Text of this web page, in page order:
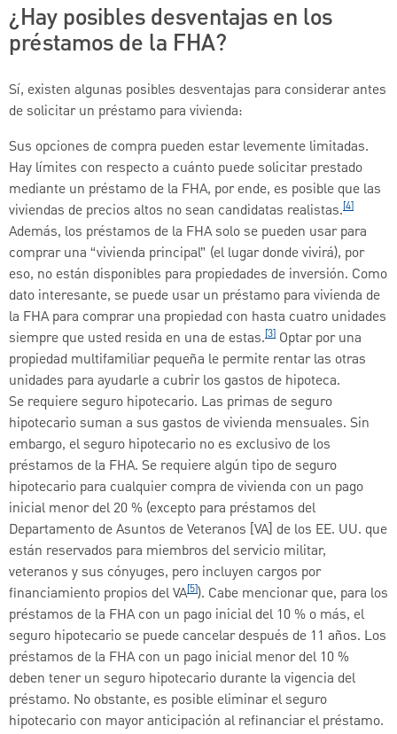
¿Hay posibles desventajas en los
préstamos de la FHA?
Sí, existen algunas posibles desventajas para considerar antes
de solicitar un préstamo para vivienda:
Sus opciones de compra pueden estar levemente limitadas.
Hay límites con respecto a cuánto puede solicitar prestado
mediante un préstamo de la FHA, por ende, es posible que las
viviendas de precios altos no sean candidatas realistas.[4]
Además, los préstamos de la FHA solo se pueden usar para
comprar una “vivienda principal” (el lugar donde vivirá), por
eso, no están disponibles para propiedades de inversión. Como
dato interesante, se puede usar un préstamo para vivienda de
la FHA para comprar una propiedad con hasta cuatro unidades
siempre que usted resida en una de estas.[3] Optar por una
propiedad multifamiliar pequeña le permite rentar las otras
unidades para ayudarle a cubrir los gastos de hipoteca.
Se requiere seguro hipotecario. Las primas de seguro
hipotecario suman a sus gastos de vivienda mensuales. Sin
embargo, el seguro hipotecario no es exclusivo de los
préstamos de la FHA. Se requiere algún tipo de seguro
hipotecario para cualquier compra de vivienda con un pago
inicial menor del 20 % (excepto para préstamos del
Departamento de Asuntos de Veteranos [VA] de los EE. UU. que
están reservados para miembros del servicio militar,
veteranos y sus cónyuges, pero incluyen cargos por
financiamiento propios del VA[5]). Cabe mencionar que, para los
préstamos de la FHA con un pago inicial del 10 % o más, el
seguro hipotecario se puede cancelar después de 11 años. Los
préstamos de la FHA con un pago inicial menor del 10 %
deben tener un seguro hipotecario durante la vigencia del
préstamo. No obstante, es posible eliminar el seguro
hipotecario con mayor anticipación al refinanciar el préstamo.